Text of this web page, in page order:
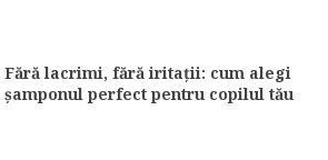
Fără lacrimi, fără iritații: cum alegi
șamponul perfect pentru copilul tău